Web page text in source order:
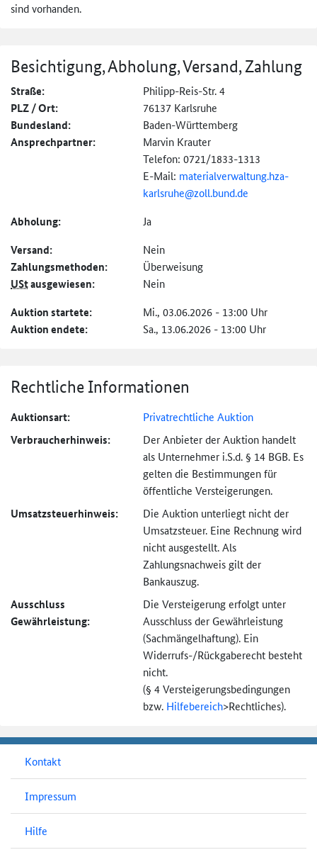
sind vorhanden.
Besichtigung, Abholung, Versand, Zahlung
Straße: Philipp-Reis-Str. 4
PLZ / Ort: 76137 Karlsruhe
Bundesland: Baden-Württemberg
Ansprechpartner:
Marvin Krauter
Telefon: 0721/1833-1313
E-Mail: materialverwaltung.hza-
karlsruhe@zoll.bund.de
Abholung: Ja
Versand: Nein
Zahlungs­methoden: Überweisung
UStausgewiesen: Nein
Auktion startete: Mi., 03.06.2026 - 13:00 Uhr
Auktion endete: Sa., 13.06.2026 - 13:00 Uhr
Rechtliche Informationen
Auktionsart: Privatrechtliche Auktion
Verbraucher­hinweis:
Der Anbieter der Auktion handelt
als Unternehmer i.S.d. § 14 BGB. Es
gelten die Bestimmungen für
öffentliche Versteigerungen.
Umsatzsteuer­hinweis:
Die Auktion unterliegt nicht der
Umsatzsteuer. Eine Rechnung wird
nicht ausgestellt. Als
Zahlungsnachweis gilt der
Bankauszug.
Ausschluss
Gewährleistung:
Die Versteigerung erfolgt unter
Ausschluss der Gewährleistung
(Sachmängel­haftung). Ein
Widerrufs-/Rückgaberecht besteht
nicht.
(§ 4 Versteigerungs­bedingungen
bzw. Hilfebereich>Rechtliches).
Kontakt
Impressum
Hilfe